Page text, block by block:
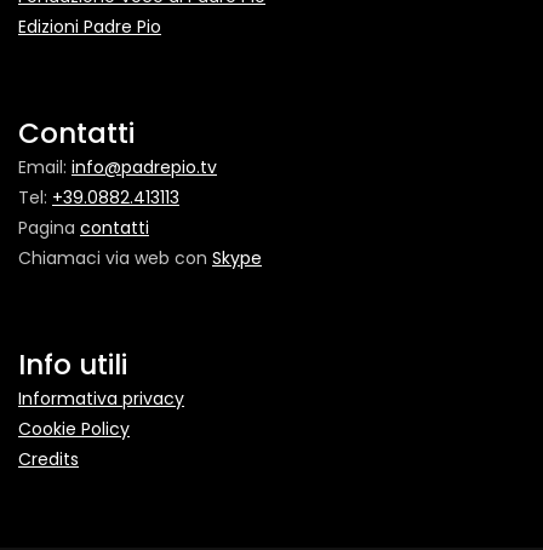
Edizioni Padre Pio
Contatti
Email: info@padrepio.tv
Tel: +39.0882.413113
Pagina contatti
Chiamaci via web con Skype
Info utili
Informativa privacy
Cookie Policy
Credits